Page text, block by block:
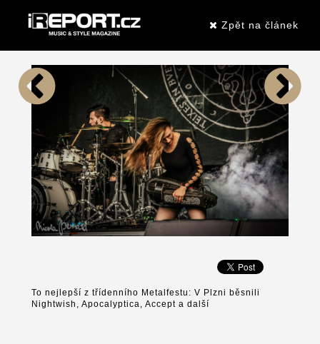
Zpět na článek
To nejlepší z třídenního Metalfestu: V Plzni běsnili
Nightwish, Apocalyptica, Accept a další